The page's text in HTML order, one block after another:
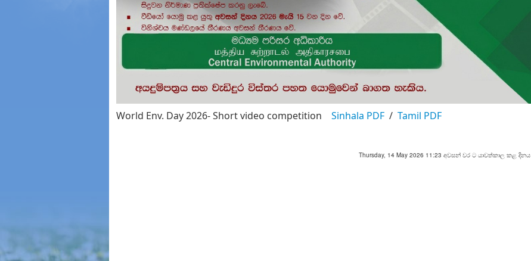
World Env. Day 2026- Short video competition Sinhala PDF / Tamil PDF
Thursday, 14 May 2026 11:23 අවසන් වර ට යාවත්කාල කළ දිනය